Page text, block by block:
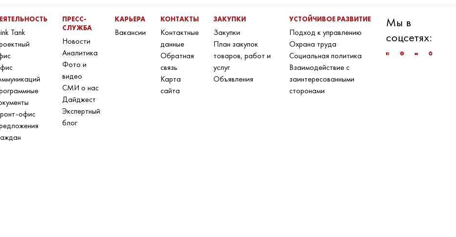
Tank
офис
ПРЕСС-
СЛУЖБА
Новости
Аналитика
Фото и
видео
СМИ о нас
Дайджест
Экспертный
блог
КАРЬЕРА
Вакансии
КОНТАКТЫ
Контактные
данные
Обратная
связь
Карта
сайта
ЗАКУПКИ
Закупки
План закупок
товаров, работ и
услуг
Объявления
УСТОЙЧИВОЕ РАЗВИТИЕ
Подход к управлению
Охрана труда
Социальная политика
Взаимодействие с
заинтересованными
сторонами
Мы в
соцсетях: